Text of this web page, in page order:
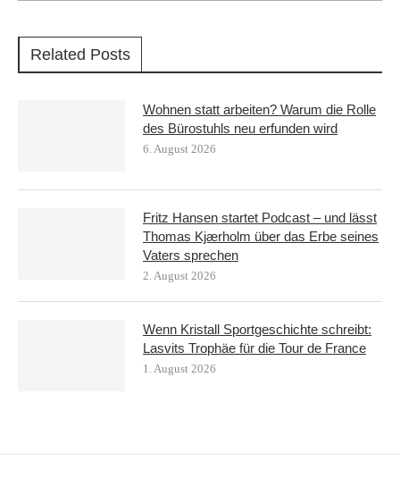
Related Posts
Wohnen statt arbeiten? Warum die Rolle
des Bürostuhls neu erfunden wird
6. August 2026
Fritz Hansen startet Podcast – und lässt
Thomas Kjærholm über das Erbe seines
Vaters sprechen
2. August 2026
Wenn Kristall Sportgeschichte schreibt:
Lasvits Trophäe für die Tour de France
1. August 2026